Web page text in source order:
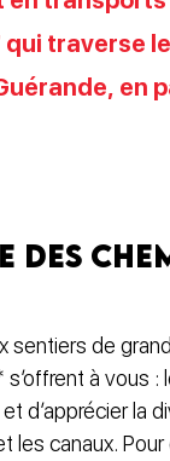
qui traverse
en
sentiers de
à vous :
d’apprécier la
les canaux.